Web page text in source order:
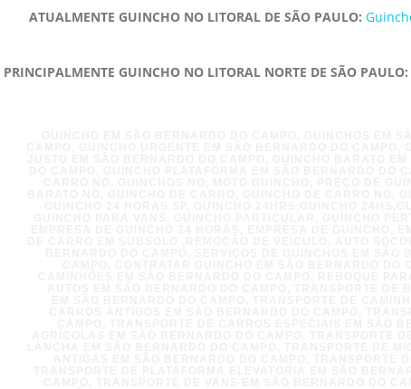
ATUALMENTE GUINCHO NO LITORAL DE SÃO PAULO:
PRINCIPALMENTE GUINCHO NO LITORAL NORTE DE SÃO PAULO: